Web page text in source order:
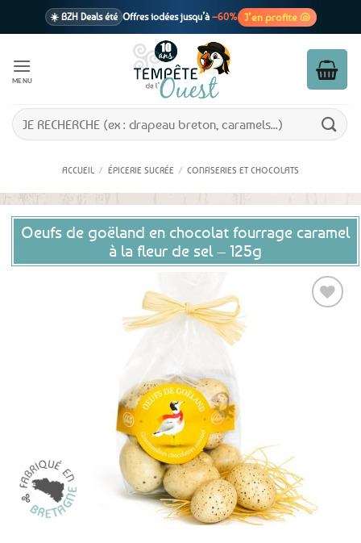
☀️ BZH Deals été Offres iodées jusqu’à –60% J’en profite 🐚
1 cadeau offertdès 39€ d’achats
En point relais dès 3,95€ seulement
MENU
Recherche
pour :
ACCUEIL / ÉPICERIE SUCRÉE / CONFISERIES ET CHOCOLATS
Oeufs de goëland en chocolat fourrage caramel
à la fleur de sel – 125g